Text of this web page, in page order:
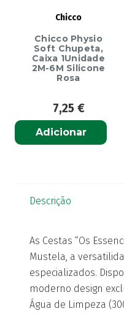
Chicco
Chicco Physio
Soft Chupeta,
Caixa 1Unidade
2M-6M Silicone
Rosa
7,25 €
Adicionar
Descrição
As Cestas “Os
Mustela, a
especializados.
moderno design
Água de Limpeza